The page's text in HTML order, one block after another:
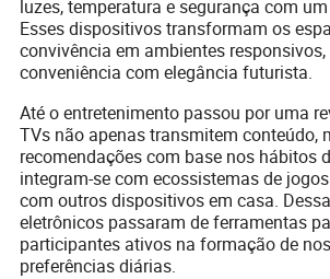
luzes, temperatura e segurança com
Esses dispositivos transformam os
convivência em ambientes
conveniência com elegância futurista.
Até o entretenimento passou por uma
TVs não apenas transmitem conteúdo,
recomendações com base nos hábitos
integram-se com ecossistemas de
com outros dispositivos em casa.
eletrônicos passaram de ferramentas
participantes ativos na formação de
preferências diárias.